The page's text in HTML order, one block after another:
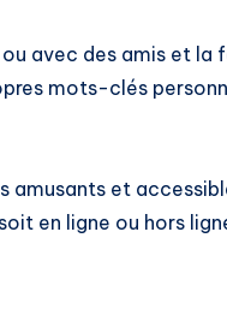
avec des amis et
mots-clés
amusants et
en ligne ou hors